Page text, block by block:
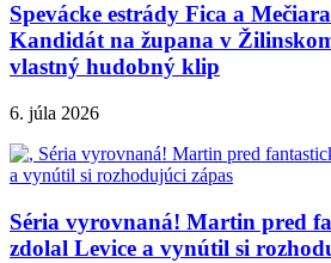
Spevácke estrády Fica a
Kandidát na župana v
vlastný hudobný klip
6. júla 2026
Séria vyrovnaná! Martin pred
zdolal Levice a vynútil si